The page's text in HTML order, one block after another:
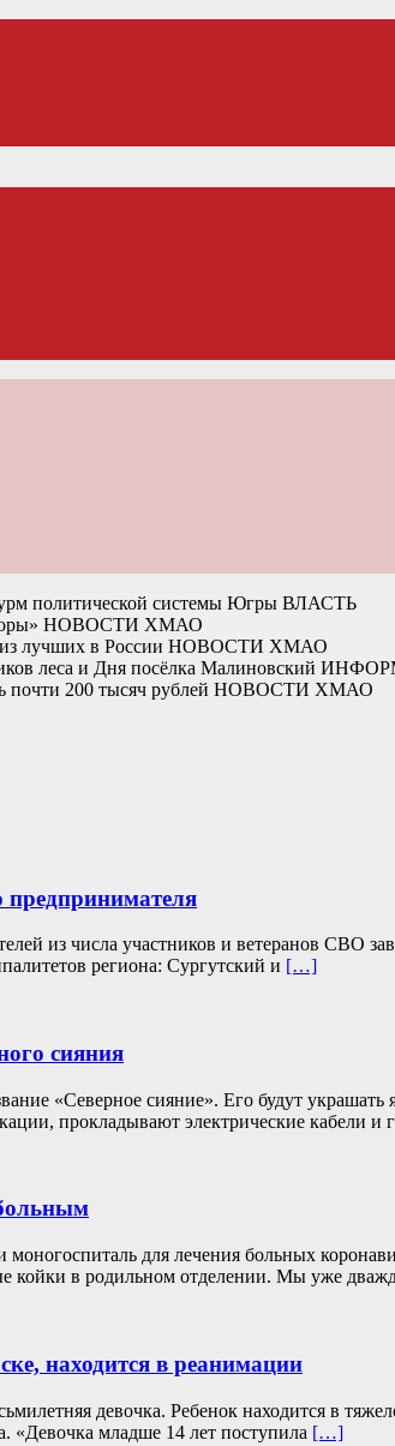
политической системы Югры ВЛАСТЬ
НОВОСТИ ХМАО
лучших в России НОВОСТИ ХМАО
леса и Дня посёлка Малиновский
200 тысяч рублей НОВОСТИ ХМАО
из числа участников и ветеранов СВО
региона: Сургутский и […]
сияния
«Северное сияние». Его будут
прокладывают электрические кабели и
для лечения больных
в родильном отделении. Мы уже
находится в реанимации
девочка. Ребенок находится в
«Девочка младше 14 лет поступила […]